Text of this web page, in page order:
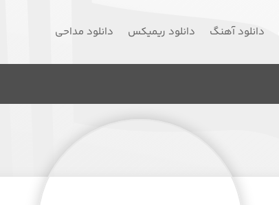
دانلود آهنگ دانلود ریمیکس دانلود مداحی